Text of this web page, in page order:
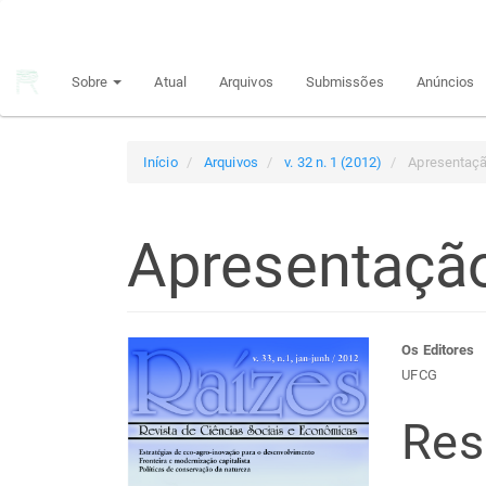
principal
Sobre Atual Arquivos Submissões Anúncios
Início Arquivos v. 32 n. 1 (2012)
Barra
lateral
de
do
Os Editores
UFCG